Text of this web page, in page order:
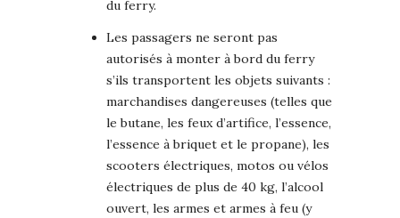
du ferry.
Les passagers ne seront pas
autorisés à monter à bord du ferry
s’ils transportent les objets suivants :
marchandises dangereuses (telles que
le butane, les feux d’artifice, l’essence,
l’essence à briquet et le propane), les
scooters électriques, motos ou vélos
électriques de plus de 40 kg, l’alcool
ouvert, les armes et armes à feu (y